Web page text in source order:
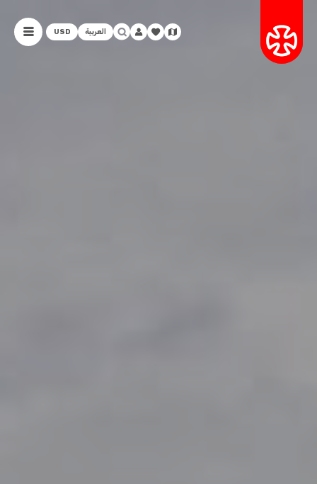
العربية USD